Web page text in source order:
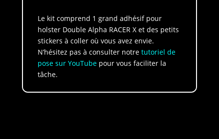
Le kit comprend 1 grand adhésif pour
holster Double Alpha RACER X et des petits
stickers à coller où vous avez envie.
N’hésitez pas à consulter notre tutoriel de
pose sur YouTubepour vous faciliter la
tâche.